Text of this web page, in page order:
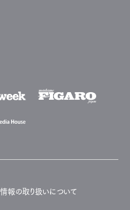
報の取り扱いについて